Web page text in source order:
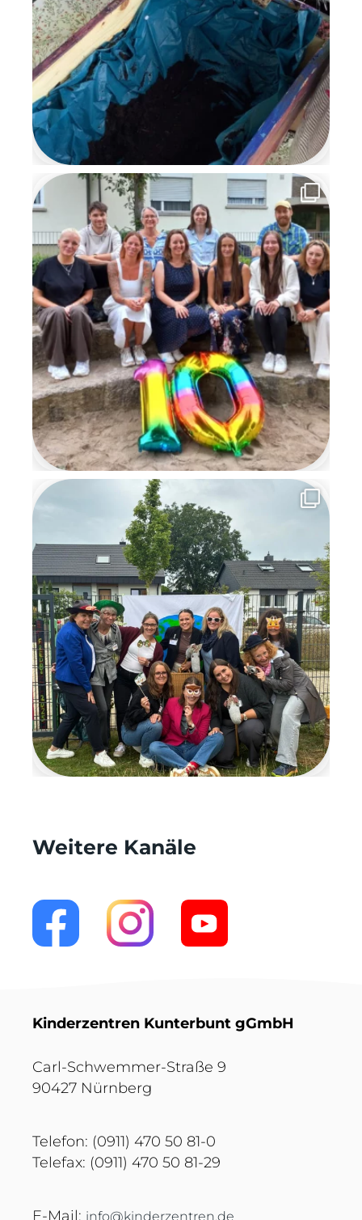
Weitere Kanäle
Kinderzentren Kunterbunt gGmbH
Carl-Schwemmer-Straße 9
90427 Nürnberg
Telefon: (0911) 470 50 81-0
Telefax: (0911) 470 50 81-29
E-Mail: info@kinderzentren.de